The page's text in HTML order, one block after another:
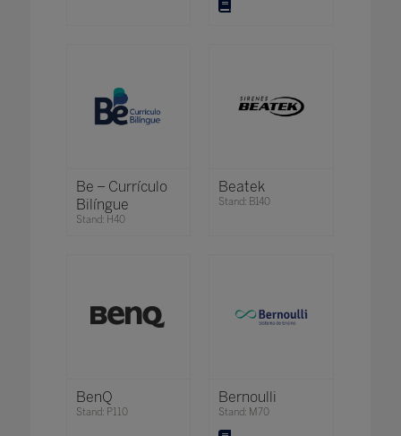
Be – Currículo
Bilíngue
Stand: H40
Beatek
Stand: B140
BenQ
Stand: P110
Bernoulli
Stand: M70